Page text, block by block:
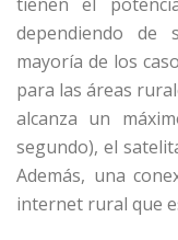
dependiendo de
mayoría de los
para las áreas
alcanza un
segundo), el
Además, una
internet rural que